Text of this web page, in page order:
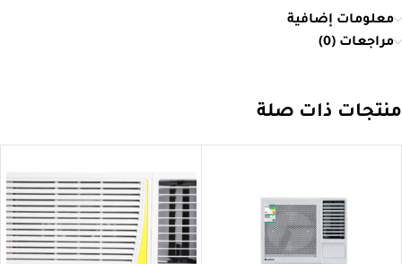
معلومات إضافية
مراجعات (0)
منتجات ذات صلة